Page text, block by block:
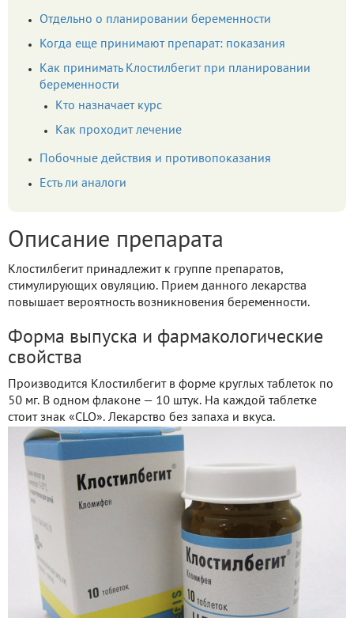
Отдельно о планировании беременности
Когда еще принимают препарат: показания
Как принимать Клостилбегит при планировании
беременности
Кто назначает курс
Как проходит лечение
Побочные действия и противопоказания
Есть ли аналоги
Описание препарата
Клостилбегит принадлежит к группе препаратов,
стимулирующих овуляцию. Прием данного лекарства
повышает вероятность возникновения беременности.
Форма выпуска и фармакологические
свойства
Производится Клостилбегит в форме круглых таблеток по
50 мг. В одном флаконе — 10 штук. На каждой таблетке
стоит знак «CLO». Лекарство без запаха и вкуса.